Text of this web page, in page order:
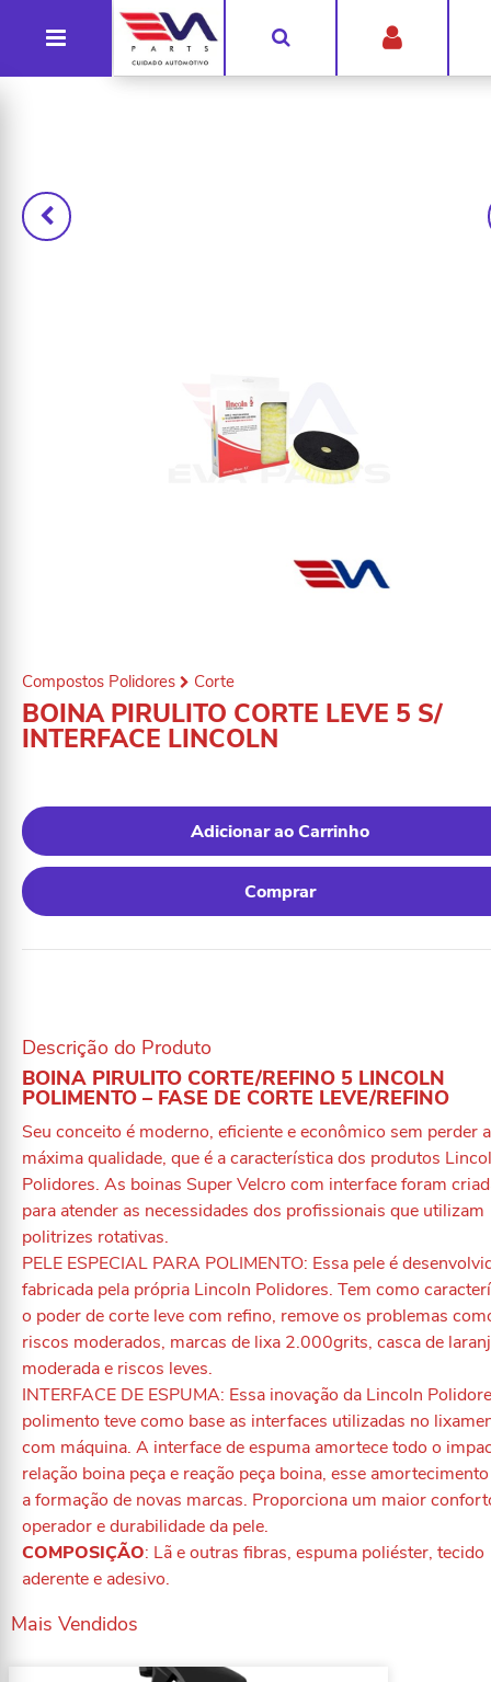
Compostos Polidores Corte
BOINA PIRULITO CORTE LEVE 5 S/
INTERFACE LINCOLN
Adicionar ao Carrinho
Comprar
Descrição do Produto
BOINA PIRULITO CORTE/REFINO 5 LINCOLN
POLIMENTO – FASE DE CORTE LEVE/REFINO
Seu conceito é moderno, eficiente e econômico sem perder a
máxima qualidade, que é a característica dos produtos
Polidores. As boinas Super Velcro com interface foram
para atender as necessidades dos profissionais que utilizam
politrizes rotativas.
PELE ESPECIAL PARA POLIMENTO: Essa pele é
fabricada pela própria Lincoln Polidores. Tem como
o poder de corte leve com refino, remove os problemas
riscos moderados, marcas de lixa 2.000grits, casca de
moderada e riscos leves.
INTERFACE DE ESPUMA: Essa inovação da Lincoln
polimento teve como base as interfaces utilizadas no
com máquina. A interface de espuma amortece todo o
relação boina peça e reação peça boina, esse
a formação de novas marcas. Proporciona um maior
operador e durabilidade da pele.
COMPOSIÇÃO: Lã e outras fibras, espuma poliéster, tecido
aderente e adesivo.
Mais Vendidos